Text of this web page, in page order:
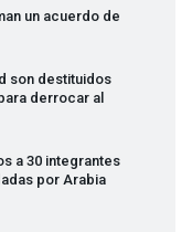
un acuerdo de
son destituidos
derrocar al
a 30 integrantes
por Arabia